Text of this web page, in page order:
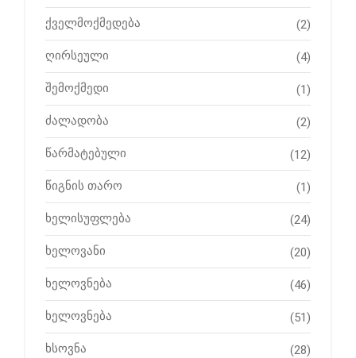
ქველმოქმედება (2)
ღირსეული (4)
შემოქმედი (1)
ძალადობა (2)
წარმატებული (12)
წიგნის თარო (1)
ხელისუფლება (24)
ხელოვანი (20)
ხელოვნება (46)
ხელოვნება (51)
ხსოვნა (28)